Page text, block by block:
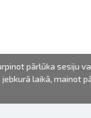
pārlūka sesiju
laikā, mainot